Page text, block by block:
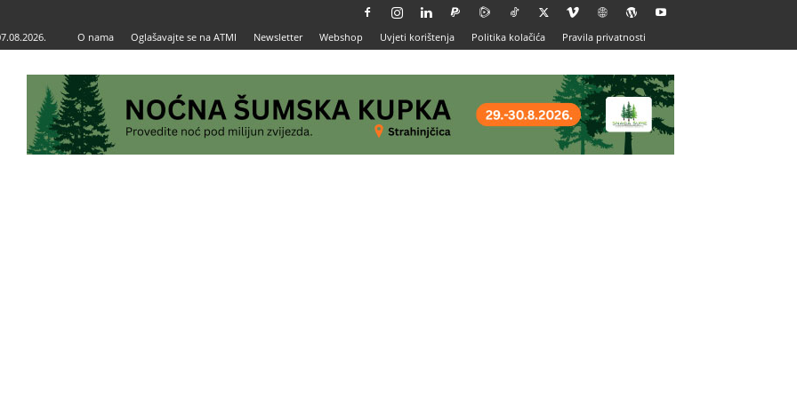
O nama Oglašavajte se na ATMI Newsletter Webshop Uvjeti korištenja Politika kolačića Pravila privatnosti